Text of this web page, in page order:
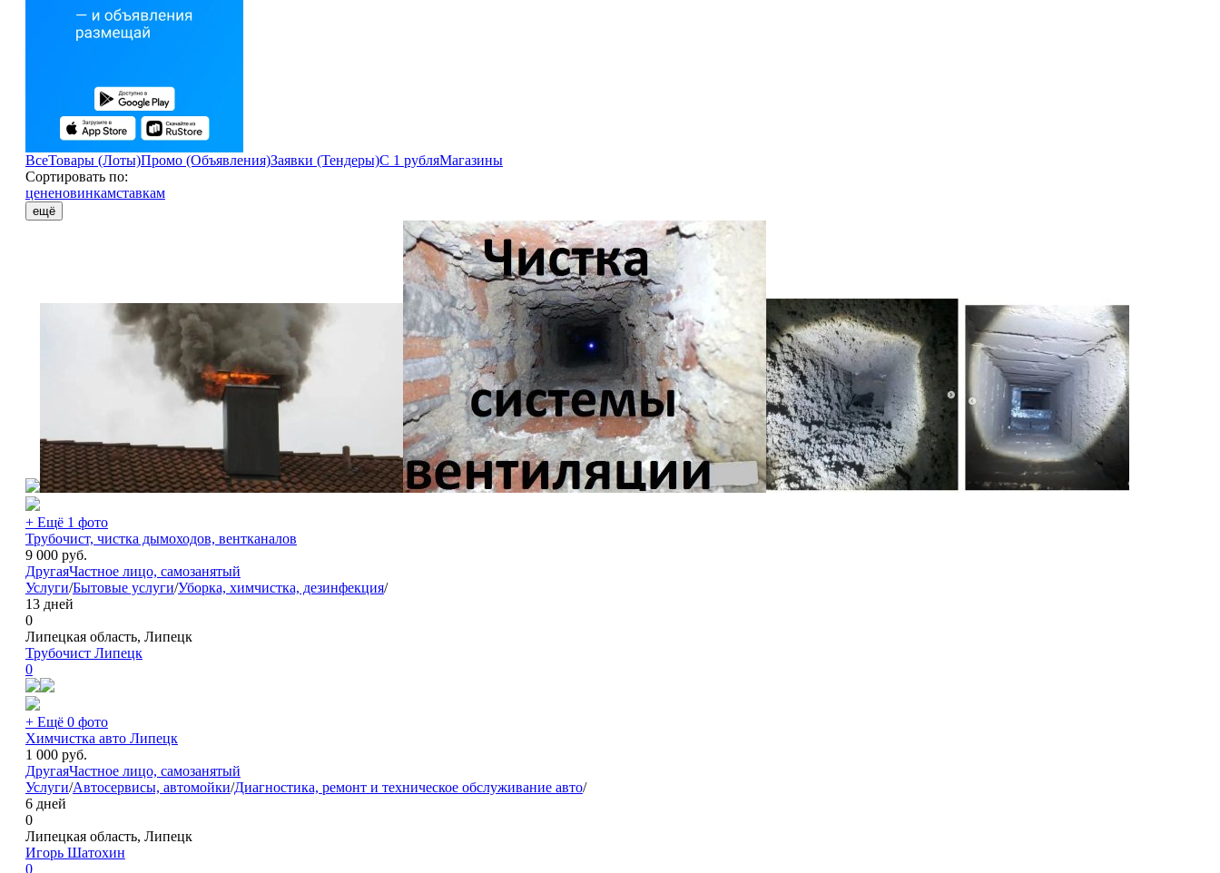
ВсеТовары (Лоты)Промо (Объявления)Заявки (Тендеры)С 1 рубляМагазины
Сортировать по:
цененовинкамставкам
ещё
+ Ещё 1 фото
Трубочист, чистка дымоходов, вентканалов
9 000 руб.
ДругаяЧастное лицо, самозанятый
Услуги/Бытовые услуги/Уборка, химчистка, дезинфекция/
13 дней
0
Липецкая область, Липецк
Трубочист Липецк
0
+ Ещё 0 фото
Химчистка авто Липецк
1 000 руб.
ДругаяЧастное лицо, самозанятый
Услуги/Автосервисы, автомойки/Диагностика, ремонт и техническое обслуживание авто/
6 дней
0
Липецкая область, Липецк
Игорь Шатохин
0